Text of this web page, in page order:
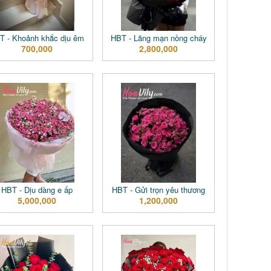
- Khoảnh khắc dịu êm
700,000
HBT - Lãng mạn nồng cháy
2,800,000
HBT - Dịu dàng e ấp
5,000,000
HBT - Gửi trọn yêu thương
1,200,000